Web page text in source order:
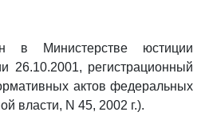
в Министерстве юстиции
26.10.2001, регистрационный
актов федеральных
власти, N 45, 2002 г.).